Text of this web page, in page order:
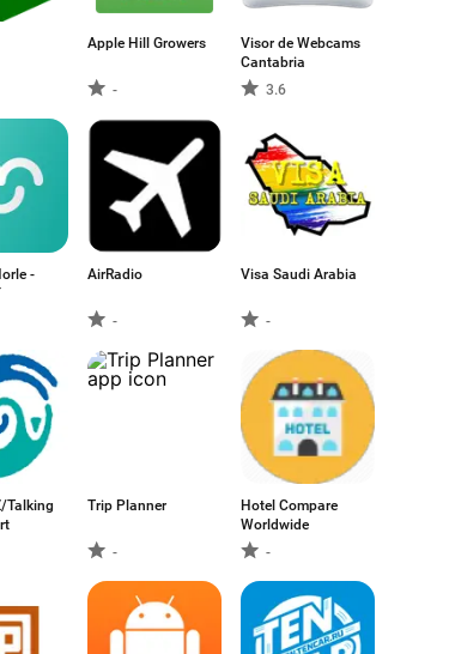
Apple Hill Growers
-
Visor de Webcams
Cantabria
3.6
-
AirRadio
-
Visa Saudi Arabia
-
Talking
Trip Planner
-
Hotel Compare
Worldwide
-